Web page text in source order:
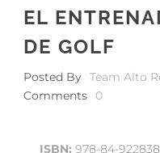
EL
DE GOLF
Posted By Team Alto
Comments
0
ISBN: 978-84-